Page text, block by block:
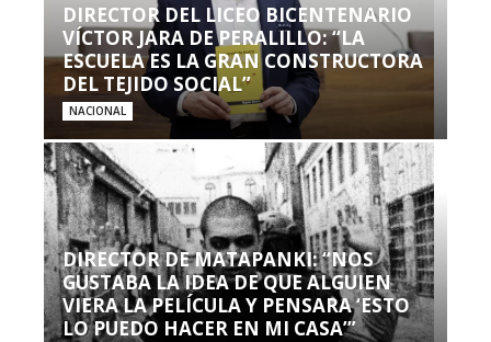
DIRECTOR DEL LICEO BICENTENARIO
VÍCTOR JARA DE PERALILLO: “LA
ESCUELA ES LA GRAN CONSTRUCTORA
DEL TEJIDO SOCIAL”
NACIONAL
DIRECTOR DE MATAPANKI: “NOS
GUSTABA LA IDEA DE QUE ALGUIEN
VIERA LA PELÍCULA Y PENSARA ‘ESTO
LO PUEDO HACER EN MI CASA’”